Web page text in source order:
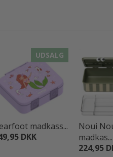
UDSALG
madkass...
DKK
Noui
madkas...
224,95